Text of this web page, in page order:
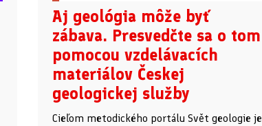
Aj geológia môže byť
zábava. Presvedčte sa o tom
pomocou vzdelávacích
materiálov Českej
geologickej služby
Cieľom metodického portálu Svět geologie je